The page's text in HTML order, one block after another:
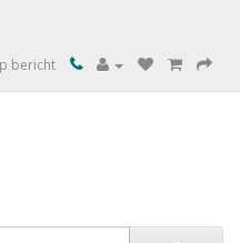
bericht